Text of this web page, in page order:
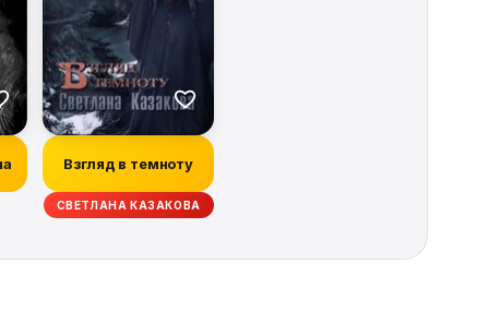
Взгляд в темноту
СВЕТЛАНА КАЗАКОВА